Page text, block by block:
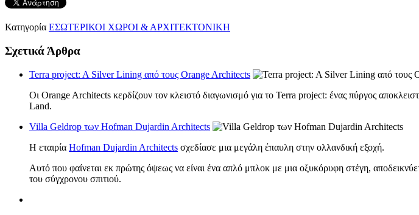
Κατηγορία ΕΣΩΤΕΡΙΚΟΙ ΧΩΡΟΙ & ΑΡΧΙΤΕΚΤΟΝΙΚΗ
Σχετικά Άρθρα
Terra project: A Silver Lining από τους Orange Architects
Οι Orange Architects κερδίζουν τον κλειστό διαγωνισμό για το Terra project: ένας πύργος
Land.
Villa Geldrop των Hofman Dujardin Architects
Η εταιρία Hofman Dujardin Architects σχεδίασε μια μεγάλη έπαυλη στην ολλανδική εξοχή.
Αυτό που φαίνεται εκ πρώτης όψεως να είναι ένα απλό μπλοκ με μια οξυκόρυφη στέγη,
του σύγχρονου σπιτιού.